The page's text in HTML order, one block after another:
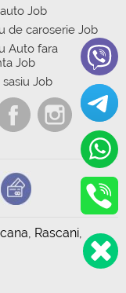
Job
de caroserie Job
Auto fara
Job
Job
Rascani,